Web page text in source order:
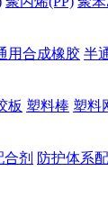
用合成橡胶 半
板 塑料棒 塑料
剂 防护体系